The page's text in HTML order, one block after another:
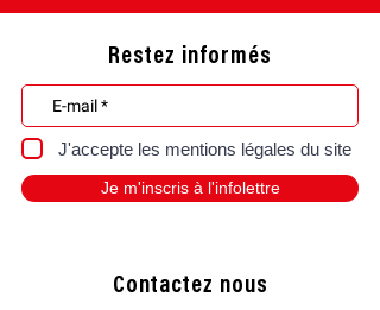
Restez informés
J'accepte les mentions légales du site
Je m'inscris à l'infolettre
Contactez nous